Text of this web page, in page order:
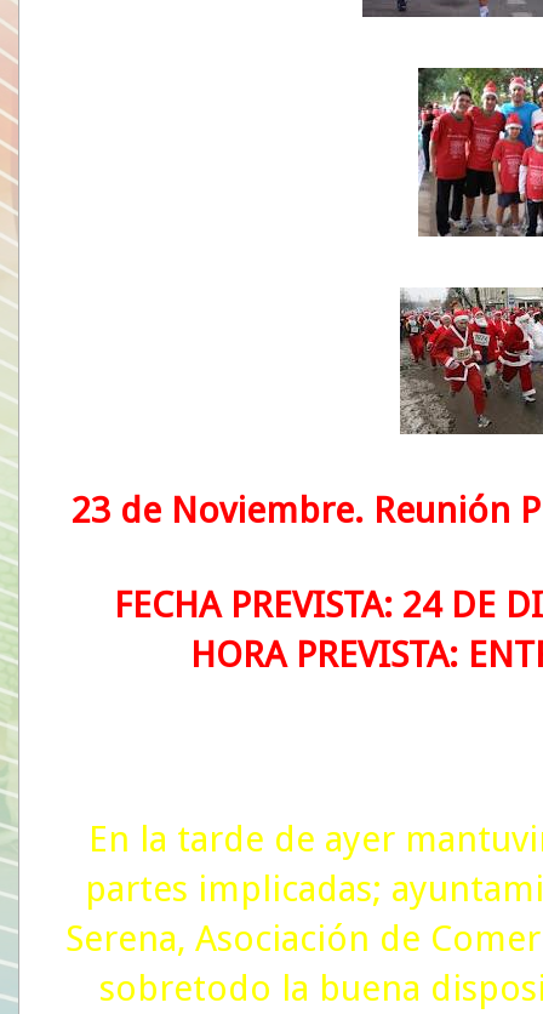
23 de Noviembre. Reunión
FECHA PREVISTA: 24 DE
HORA PREVISTA:
En la tarde de ayer
partes implicadas;
Serena, Asociación de
sobretodo la buena